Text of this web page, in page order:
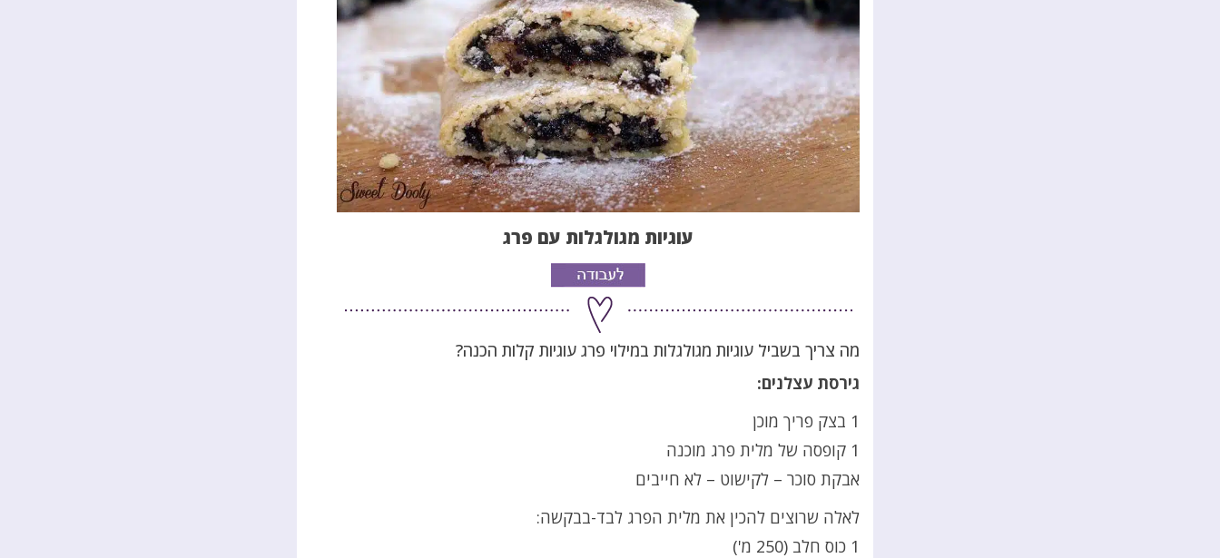
עוגיות מגולגלות עם פרג
מה צריך בשביל עוגיות מגולגלות במילוי פרג עוגיות קלות הכנה?
גירסת עצלנים:
1 בצק פריך מוכן
1 קופסה של מלית פרג מוכנה
אבקת סוכר – לקישוט – לא חייבים
לאלה שרוצים להכין את מלית הפרג לבד-בבקשה:
1 כוס חלב (250 מ')